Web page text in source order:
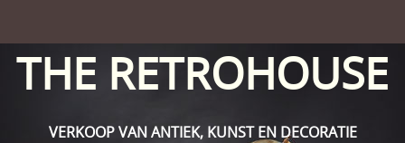
THE RETROHOUSE
VERKOOP VAN ANTIEK, KUNST EN DECORATIE